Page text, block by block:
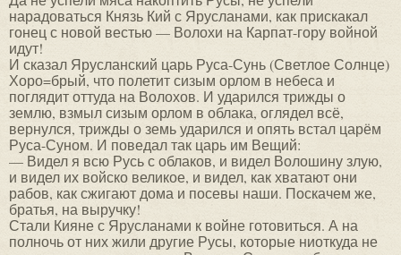
нарадоваться Князь Кий с Ярусланами, как прискакал
гонец с новой вестью — Волохи на Карпат-гору войной
идут!
И сказал Ярусланский царь Руса-Сунь (Светлое Солнце)
Хоро=брый, что полетит сизым орлом в небеса и
поглядит оттуда на Волохов. И ударился трижды о
землю, взмыл сизым орлом в облака, оглядел всё,
вернулся, трижды о земь ударился и опять встал царём
Руса-Суном. И поведал так царь им Вещий:
— Видел я всю Русь с облаков, и видел Волошину злую,
и видел их войско великое, и видел, как хватают они
рабов, как сжигают дома и посевы наши. Поскачем же,
братья, на выручку!
Стали Кияне с Ярусланами к войне готовиться. А на
полночь от них жили другие Русы, которые ниоткуда не